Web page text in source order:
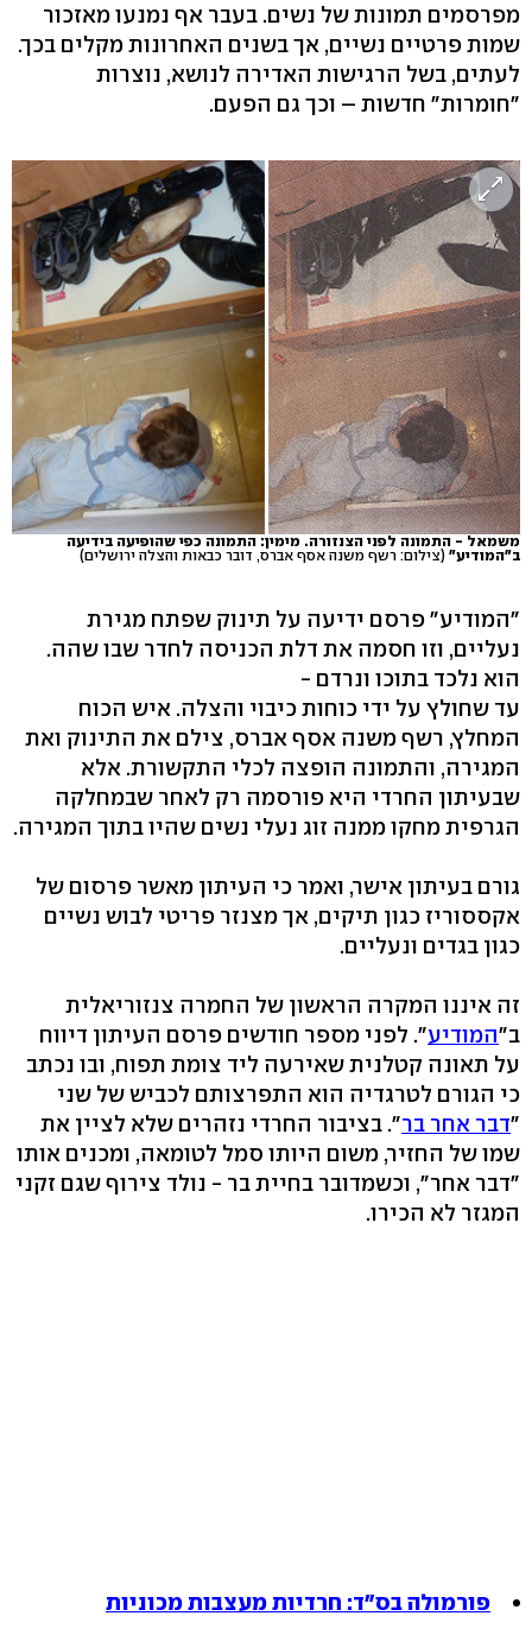
מפרסמים תמונות של נשים. בעבר אף נמנעו מאזכור
שמות פרטיים נשיים, אך בשנים האחרונות מקלים בכך.
לעתים, בשל הרגישות האדירה לנושא, נוצרות
"חומרות" חדשות – וכך גם הפעם.
משמאל - התמונה לפני הצנזורה. מימין: התמונה כפי שהופיעה בידיעה
ב"המודיע" (צילום: רשף משנה אסף אברס, דובר כבאות והצלה ירושלים)
"המודיע" פרסם ידיעה על תינוק שפתח מגירת
נעליים, וזו חסמה את דלת הכניסה לחדר שבו שהה.
הוא נלכד בתוכו ונרדם -
עד שחולץ על ידי כוחות כיבוי והצלה. איש הכוח
המחלץ, רשף משנה אסף אברס, צילם את התינוק ואת
המגירה, והתמונה הופצה לכלי התקשורת. אלא
שבעיתון החרדי היא פורסמה רק לאחר שבמחלקה
הגרפית מחקו ממנה זוג נעלי נשים שהיו בתוך המגירה.
גורם בעיתון אישר, ואמר כי העיתון מאשר פרסום של
אקססוריז כגון תיקים, אך מצנזר פריטי לבוש נשיים
כגון בגדים ונעליים.
זה איננו המקרה הראשון של החמרה צנזוריאלית
ב"המודיע". לפני מספר חודשים פרסם העיתון דיווח
על תאונה קטלנית שאירעה ליד צומת תפוח, ובו נכתב
כי הגורם לטרגדיה הוא התפרצותם לכביש של שני
"דבר אחר בר". בציבור החרדי נזהרים שלא לציין את
שמו של החזיר, משום היותו סמל לטומאה, ומכנים אותו
"דבר אחר", וכשמדובר בחיית בר - נולד צירוף שגם זקני
המגזר לא הכירו.
פורמולה בס"ד: חרדיות מעצבות מכוניות